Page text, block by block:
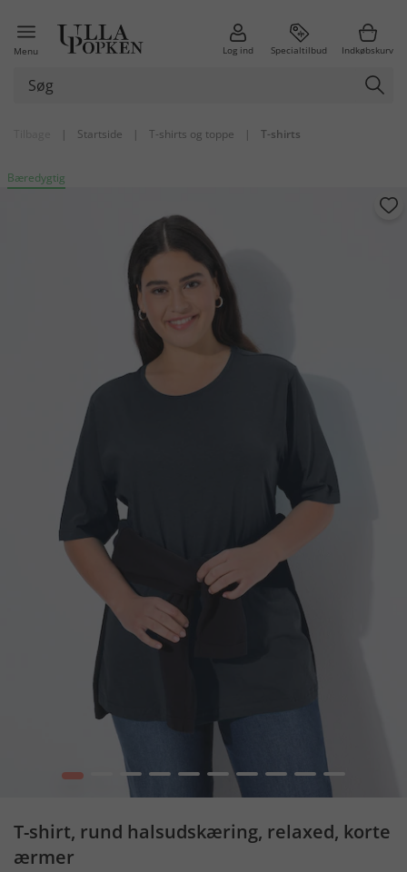
Menu Log ind Specialtilbud Indkøbskurv
| Startside | T-shirts og toppe | T-shirts
Bæredygtig
1 3 4 5 6 7 8 9 10
T-shirt, rund halsudskæring, relaxed, korte
ærmer